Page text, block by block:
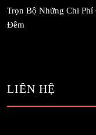
Trọn Bộ Những Chi
Đêm
LIÊN HỆ